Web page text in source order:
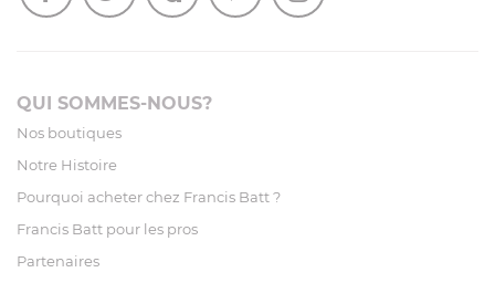
QUI SOMMES-NOUS?
Nos boutiques
Notre Histoire
Pourquoi acheter chez Francis Batt ?
Francis Batt pour les pros
Partenaires